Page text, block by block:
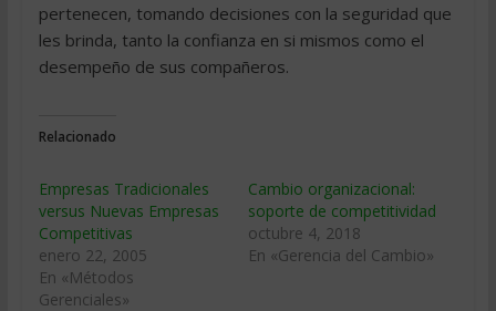
pertenecen, tomando decisiones con la seguridad que
les brinda, tanto la confianza en si mismos como el
desempeño de sus compañeros.
Relacionado
Empresas Tradicionales
versus Nuevas Empresas
Competitivas
enero 22, 2005
En «Métodos
Gerenciales»
Cambio organizacional:
soporte de competitividad
octubre 4, 2018
En «Gerencia del Cambio»